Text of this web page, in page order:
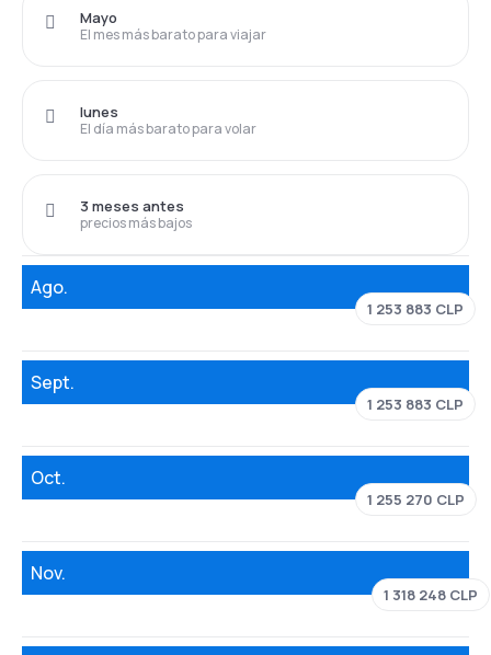
El mes más barato para viajar
Mayo
El día más barato para volar
lunes
precios más bajos
3 meses antes
Ago.
1 253 883 CLP
Sept.
1 253 883 CLP
Oct.
1 255 270 CLP
Nov.
1 318 248 CLP